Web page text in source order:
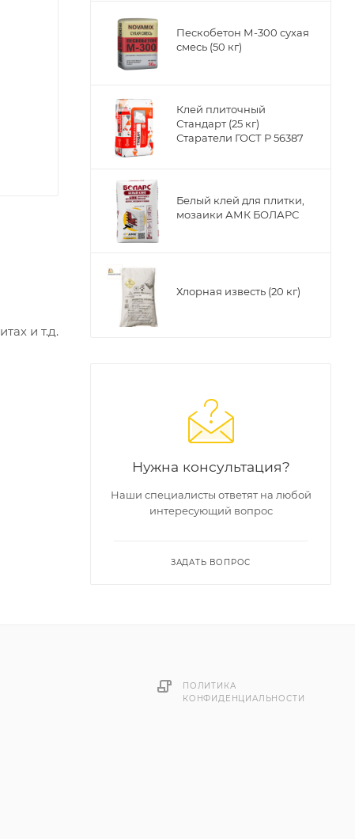
и т.д.
Пескобетон М-300 сухая
смесь (50 кг)
Клей плиточный
Стандарт (25 кг)
Старатели ГОСТ Р 56387
Белый клей для плитки,
мозаики АМК БОЛАРС
Хлорная известь (20 кг)
Нужна консультация?
Наши специалисты ответят на любой
интересующий вопрос
ЗАДАТЬ ВОПРОС
ПОЛИТИКА
КОНФИДЕНЦИАЛЬНОСТИ